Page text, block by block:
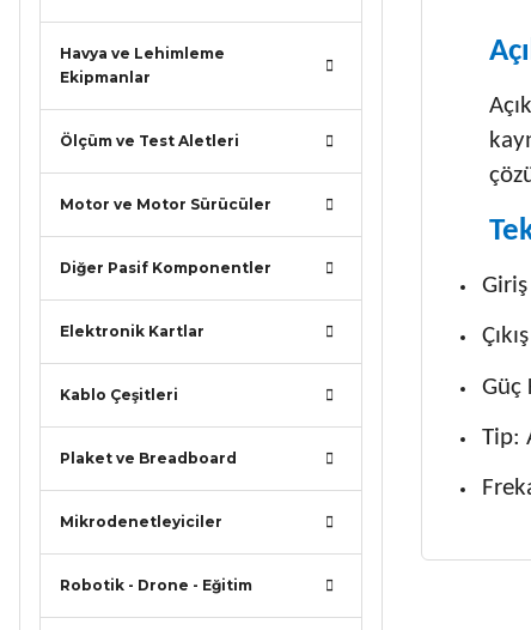
Havya ve Lehimleme
Ekipmanlar
Ölçüm ve Test Aletleri
Motor ve Motor Sürücüler
Diğer Pasif Komponentler
Elektronik Kartlar
Kablo Çeşitleri
Plaket ve Breadboard
Mikrodenetleyiciler
Robotik - Drone - Eğitim
Güç
Tip: